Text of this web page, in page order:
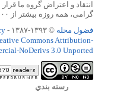
انتقاد و اعتراض گروه ما
گرامی، همه روزه بیشتر از ۱۰،۰۰۰ نفر از این سایت دیدن می کنند.
فضول محله © ۱۳۹۳-۱۳۸۷ -
Commons Attribution-
NoDerivs 3.0 Unported
رسته بندي